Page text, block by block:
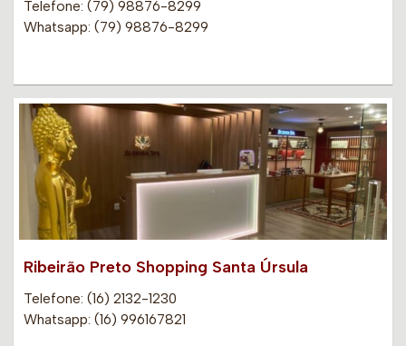
Telefone: (79) 98876-8299
Whatsapp: (79) 98876-8299
Ribeirão Preto Shopping Santa Úrsula
Telefone: (16) 2132-1230
Whatsapp: (16) 996167821